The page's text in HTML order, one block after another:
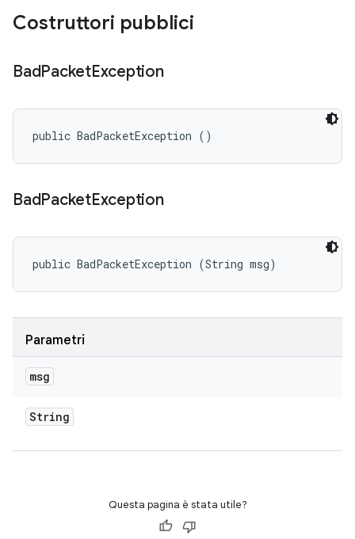
Costruttori pubblici
BadPacketException
public BadPacketException ()
BadPacketException
public BadPacketException (String msg)
Parametri
msg
String
Questa pagina è stata utile?